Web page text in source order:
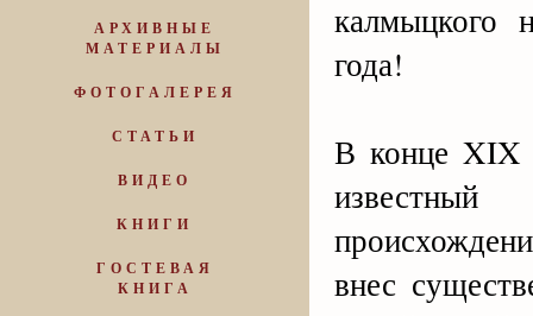
АРХИВНЫЕ
МАТЕРИАЛЫ
ФОТОГАЛЕРЕЯ
СТАТЬИ
ВИДЕО
КНИГИ
ГОСТЕВАЯ
КНИГА
калмыцкого
года!
В конце XIX
внес